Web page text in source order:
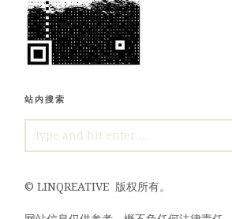
站内搜索
FOR:
©LINQREATIVE 版权所有。